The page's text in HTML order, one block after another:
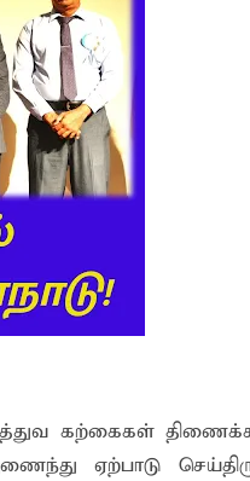
பதிவு, 23 மோட்டார்
ஆரம்பம்: பன்முகக்
துவம்சம் செய்த
பட்டங்கள் – சிறந்த
தொடர்பாக அம்பாறை
ஊழியர் சங்கம்
கற்கைகள்
ஏற்பாடு